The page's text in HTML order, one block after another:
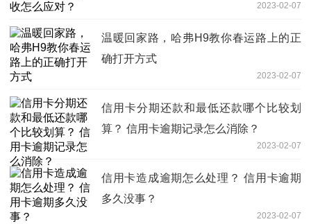
2023-02-07
温暖回家路，哈弗H9教你春运路上的正
确打开方式
2023-02-07
信用卡分期还款和最低还款哪个比较划
算？ 信用卡逾期记录怎么消除？
2023-02-07
信用卡造成逾期怎么处理？ 信用卡逾期
多久没事？
2023-02-07